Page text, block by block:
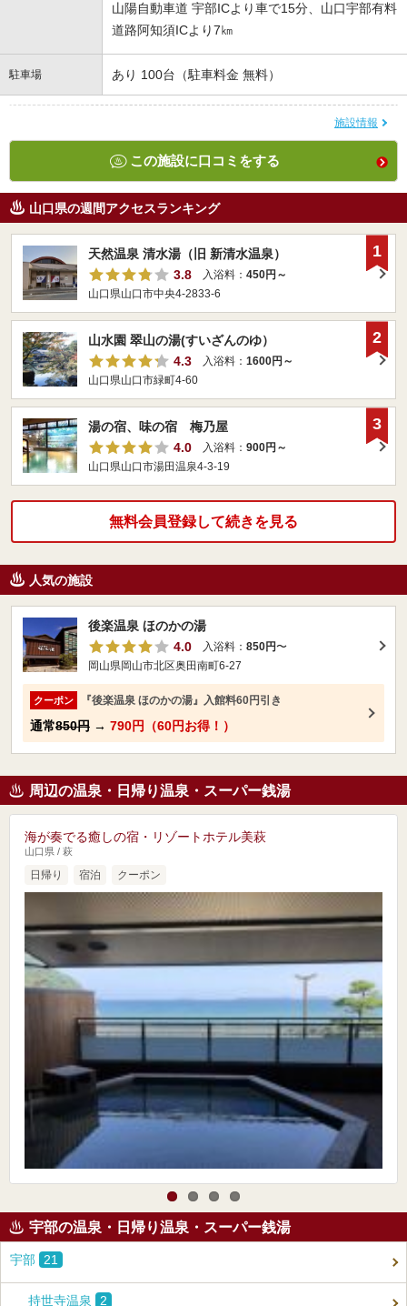
山陽自動車道 宇部ICより車で15分、山口宇部有料
道路阿知須ICより7㎞
駐車場 あり 100台（駐車料金 無料）
施設情報
この施設に口コミをする
山口県の週間アクセスランキング
天然温泉 清水湯（旧 新清水温泉）
3.8
入浴料： 450円～
山口県山口市中央4-2833-6
1
山水園 翠山の湯(すいざんのゆ）
4.3
入浴料： 1600円～
山口県山口市緑町4-60
2
湯の宿、味の宿 梅乃屋
4.0
入浴料： 900円～
山口県山口市湯田温泉4-3-19
3
無料会員登録して続きを見る
人気の施設
後楽温泉 ほのかの湯
4.0
入浴料： 850円〜
岡山県岡山市北区奥田南町6-27
クーポン 『後楽温泉 ほのかの湯』入館料60円引き
通常850円 → 790円（60円お得！）
周辺の温泉・日帰り温泉・スーパー銭湯
海が奏でる癒しの宿・リゾートホテル美萩
山口県 / 萩
日帰り 宿泊 クーポン
宇部の温泉・日帰り温泉・スーパー銭湯
宇部 21
持世寺温泉 2